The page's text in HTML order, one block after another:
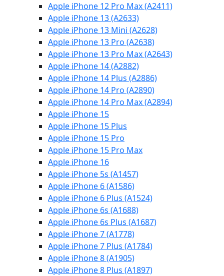
Apple iPhone 12 Pro Max (A2411)
Apple iPhone 13 (A2633)
Apple iPhone 13 Mini (A2628)
Apple iPhone 13 Pro (A2638)
Apple iPhone 13 Pro Max (A2643)
Apple iPhone 14 (A2882)
Apple iPhone 14 Plus (A2886)
Apple iPhone 14 Pro (A2890)
Apple iPhone 14 Pro Max (A2894)
Apple iPhone 15
Apple iPhone 15 Plus
Apple iPhone 15 Pro
Apple iPhone 15 Pro Max
Apple iPhone 16
Apple iPhone 5s (A1457)
Apple iPhone 6 (A1586)
Apple iPhone 6 Plus (A1524)
Apple iPhone 6s (A1688)
Apple iPhone 6s Plus (A1687)
Apple iPhone 7 (A1778)
Apple iPhone 7 Plus (A1784)
Apple iPhone 8 (A1905)
Apple iPhone 8 Plus (A1897)